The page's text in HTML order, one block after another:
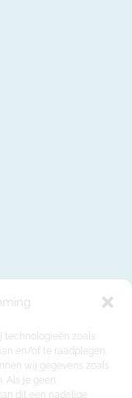
technologieën zoals
en/of te raadplegen.
wij gegevens zoals
Als je geen
dit een nadelige